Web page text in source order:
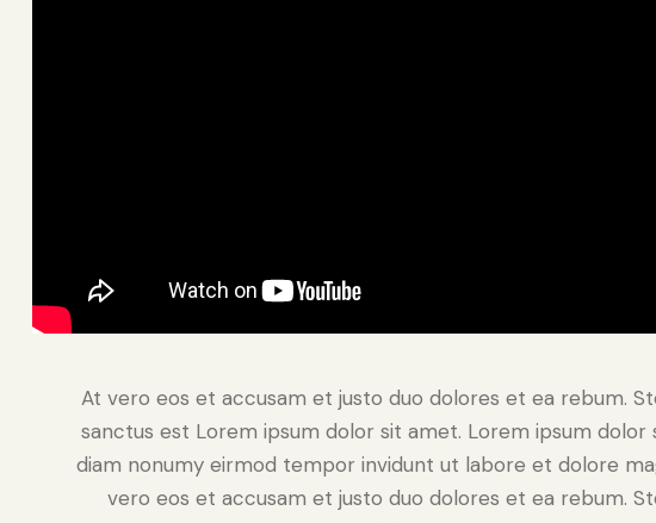
At vero eos et accusam et justo duo dolores et ea rebum.
sanctus est Lorem ipsum dolor sit amet. Lorem ipsum
diam nonumy eirmod tempor invidunt ut labore et dolore
vero eos et accusam et justo duo dolores et ea rebum.